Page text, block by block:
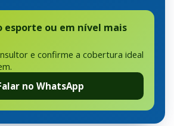
esporte ou em nível mais
e confirme a cobertura ideal
no WhatsApp